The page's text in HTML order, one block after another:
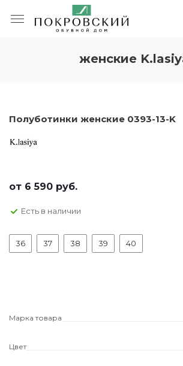
женские
Полуботинки женские 0393-13-K
от 6 590 руб.
Есть в наличии
36 37 38 39 40
Марка товара
Цвет